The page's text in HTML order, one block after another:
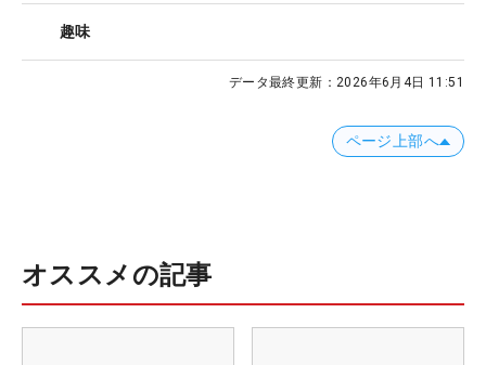
趣味
データ最終更新： 2026年6月4日 11:51
ページ上部へ
オススメの記事